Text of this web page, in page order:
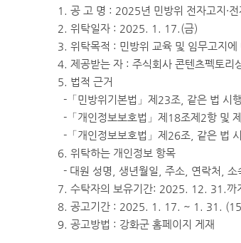
1. 공 고 명 : 2025년 민방위 전자고지·
2. 위탁일자 : 2025. 1. 17.(금)
3. 위탁목적 : 민방위 교육 및 임무고지
4. 제공받는 자 : 주식회사 콘텐츠펙토리
5. 법적 근거
-「민방위기본법」제23조, 같은 법 시
-「개인정보보호법」제18조제2항 및
-「개인정보보호법」제26조, 같은 법
6. 위탁하는 개인정보 항목
- 대원 성명, 생년월일, 주소, 연락처,
7. 수탁자의 보유기간: 2025. 12. 31.까
8. 공고기간 : 2025. 1. 17. ~ 1. 31.
9. 공고방법 : 강화군 홈페이지 게재